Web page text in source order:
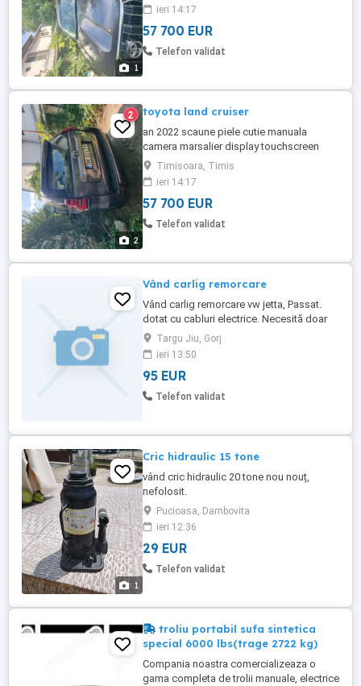
1
ieri 14:17
57 700 EUR
Telefon validat
2
2 toyota land cruiser
an 2022 scaune piele cutie manuala
camera marsalier display touchscreen
19.525km inmatriculata
Timisoara, Timis
ieri 14:17
57 700 EUR
Telefon validat
Vând carlig remorcare
Vând carlig remorcare vw jetta, Passat.
dotat cu cabluri electrice. Necesită doar
montare.
Targu Jiu, Gorj
ieri 13:50
95 EUR
Telefon validat
1
Cric hidraulic 15 tone
vând cric hidraulic 20 tone nou nouț,
nefolosit.
Pucioasa, Dambovita
ieri 12:36
29 EUR
Telefon validat
troliu portabil sufa sintetica
special 6000 lbs(trage 2722 kg)
Compania noastra comercializeaza o
gama completa de trolii manuale, electrice